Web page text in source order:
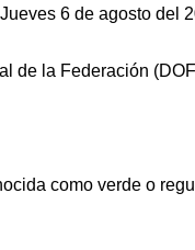
6 de agosto del
de la Federación
como verde o